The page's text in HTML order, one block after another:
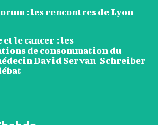
: les rencontres de Lyon
et le cancer : les
de consommation du
David Servan-Schreiber